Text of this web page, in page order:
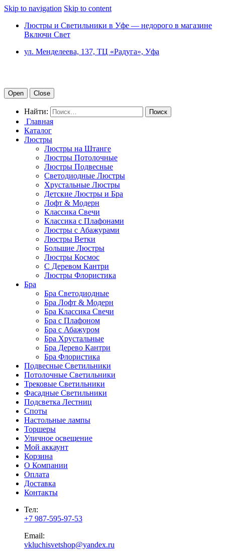
Skip to navigation Skip to content
Люстры и Светильники в Уфе — недорого в магазине
Включи Свет
ул. Менделеева, 137, ТЦ «Радуга», Уфа
Open Close
Найти:
Главная
Каталог
Люстры
Люстры на Штанге
Люстры Потолочные
Люстры Подвесные
Светодиодные Люстры
Хрустальные Люстры
Детские Люстры и Бра
Лофт & Модерн
Классика Свечи
Классика с Плафонами
Люстры с Абажурами
Люстры Ветки
Большие Люстры
Люстры Космос
С Деревом Кантри
Люстры Флористика
Бра
Бра Светодиодные
Бра Лофт & Модерн
Бра Классика Свечи
Бра с Плафоном
Бра с Абажуром
Бра Хрустальные
Бра Дерево Кантри
Бра Флористика
Подвесные Светильники
Потолочные Светильники
Трековые Светильники
Фасадные Светильники
Подсветка Лестниц
Споты
Настольные лампы
Торшеры
Уличное освещение
Мой аккаунт
Корзина
О Компании
Оплата
Доставка
Контакты
Тел:
+7 987-595-97-53
Email:
vkluchisvetshop@yandex.ru